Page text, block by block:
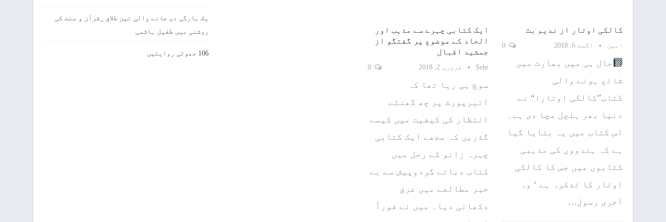
کالکی اوتار از ندیم بٹ
امین اگست 6, 2018
حال ہی میں بھارت میں
شائع ہونے والی
کتاب”کالکی اوتارا“ نے
دنیا بھر ہلچل مچا دی ہے۔
اس کتاب میں يہ بتایا گیا
ہے کہ ہندووں کی مذہبی
کتابوں میں جس کا کالکی
اوتار کا تذکرہ ہے ‘ وہ
آخری رسول…
ایک کتابی چہرے سے مذہب اور
الحاد کے موضوع پر گفتگو از
جمشید اقبال
Sehr فروری 2, 2018
سوچ ہی رہا تھا کہ
ائیرپورٹ پر چھ گھنٹے
انتظار کی کیفیت میں کیسے
گذریں کہ مجھے ایک کتابی
چہرہ زانو کے رحل میں
کتاب دبائے گردوپیش سے بے
خبر مطالعے میں غرق
دکھائی دیا۔ میں نے فوراً
یک بارگی دی جانے والی تین طلاق _قرآن و سنت کی
روشنی میں طفیل ہاشمی
106 جھوٹی روایتیں